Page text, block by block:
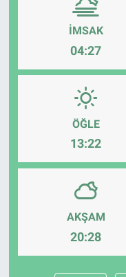
İMSAK
04:27
ÖĞLE
13:22
AKŞAM
20:28